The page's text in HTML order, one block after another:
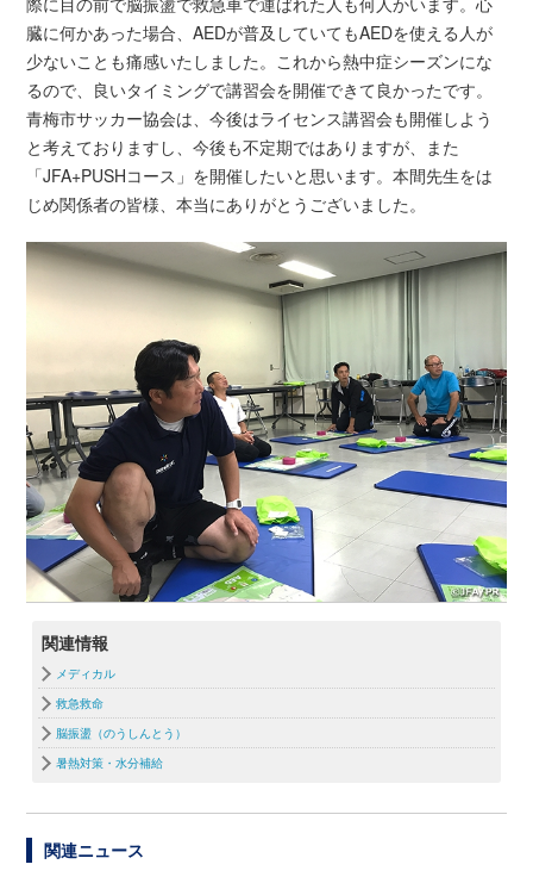
臓に何かあった場合、AEDが普及していてもAEDを使える人が
少ないことも痛感いたしました。これから熱中症シーズンにな
るので、良いタイミングで講習会を開催できて良かったです。
青梅市サッカー協会は、今後はライセンス講習会も開催しよう
と考えておりますし、今後も不定期ではありますが、また
「JFA+PUSHコース」を開催したいと思います。本間先生をは
じめ関係者の皆様、本当にありがとうございました。
関連情報
メディカル
救急救命
脳振盪（のうしんとう）
暑熱対策・水分補給
関連ニュース